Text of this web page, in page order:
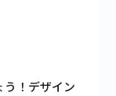
う！デザイン